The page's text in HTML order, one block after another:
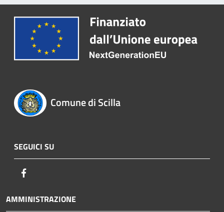
Comune di Scilla
SEGUICI SU
AMMINISTRAZIONE